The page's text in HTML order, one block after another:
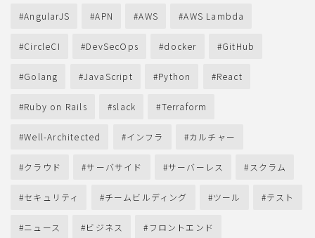
AngularJS APN AWS AWS Lambda
CircleCI DevSecOps docker GitHub
Golang JavaScript Python React
Ruby on Rails slack Terraform
Well-Architected インフラ カルチャー
クラウド サーバサイド サーバーレス スクラム
セキュリティ チームビルディング ツール テスト
ニュース ビジネス フロントエンド